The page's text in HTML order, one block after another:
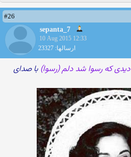
#26
sepanta_7
10 Aug 2015 12:33
ارسالها: 23327
دیدی که رسوا شد دلم (رسوا) با صدای